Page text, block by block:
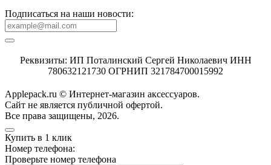
Подписаться на наши новости:
Реквизиты: ИП Поталинский Сергей Николаевич ИНН
780632121730 ОГРНИП 321784700015992
Applepack.ru © Интернет-магазин аксессуаров.
Cайт не является публичной офертой.
Все права защищены, 2026.
Купить в 1 клик
Номер телефона:
Проверьте номер телефона